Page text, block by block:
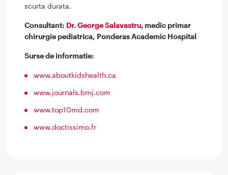
scurta durata.
Consultant: Dr. George Salavastru, medic primar
chirurgie pediatrica, Ponderas Academic Hospital
Surse de informatie:
www.aboutkidshealth.ca
www.journals.bmj.com
www.top10md.com
www.doctissimo.fr